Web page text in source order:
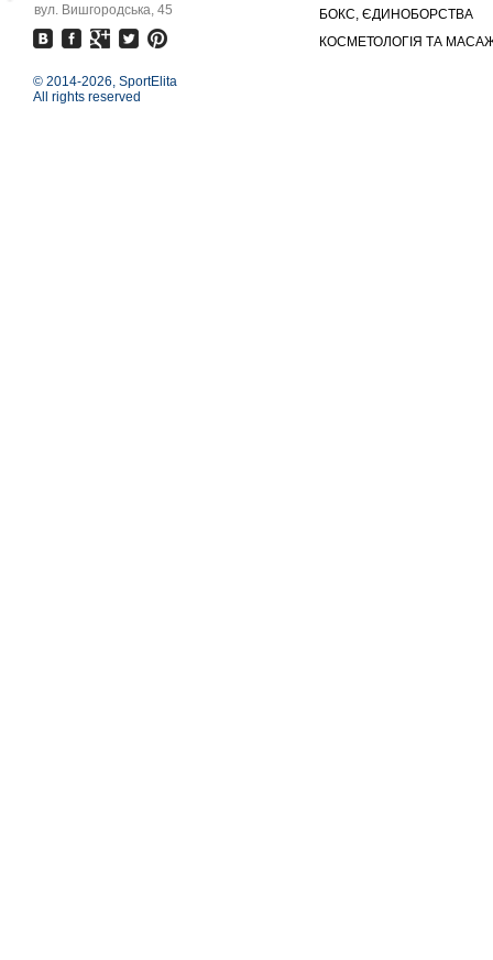
вул. Вишгородська, 45
© 2014-2026, SportElita
All rights reserved
БОКС, ЄДИНОБОРСТВА
КОСМЕТОЛОГІЯ ТА